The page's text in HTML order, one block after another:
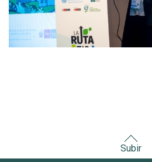
Subir